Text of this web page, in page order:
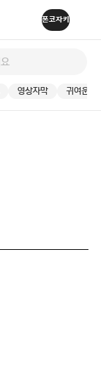
영상자막 귀여운